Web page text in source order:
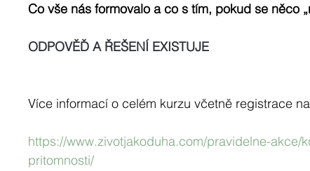
Co vše nás formovalo a co s tím, pokud se něco
ODPOVĚĎ A ŘEŠENÍ EXISTUJE
Více informací o celém kurzu včetně registrace
https://www.zivotjakoduha.com/pravidelne-akce/
pritomnosti/